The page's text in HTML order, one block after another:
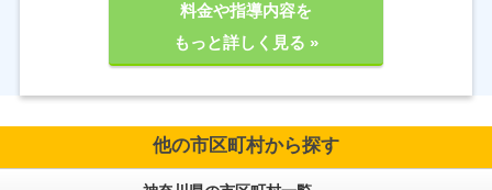
料金や指導内容を
もっと詳しく見る »
他の市区町村から探す